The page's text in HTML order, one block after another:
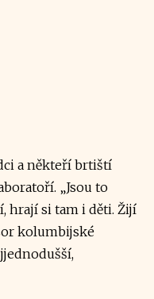
a někteří brtiští
„Jsou to
hrají si tam i děti. Žijí
kolumbijské